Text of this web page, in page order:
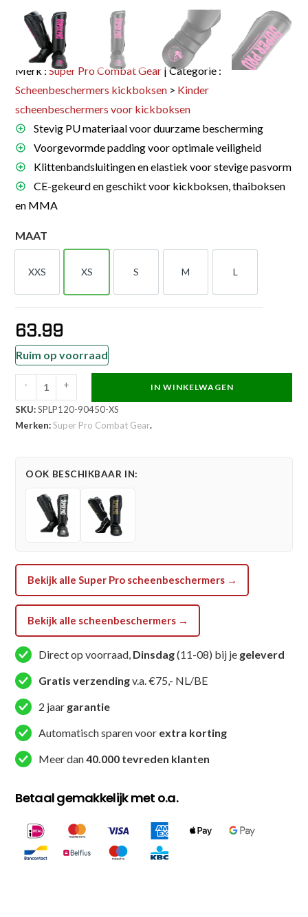
Merk : Super Pro Combat Gear | Categorie :
Scheenbeschermers kickboksen > Kinder
scheenbeschermers voor kickboksen
Stevig PU materiaal voor duurzame bescherming
Voorgevormde padding voor optimale veiligheid
Klittenbandsluitingen en elastiek voor stevige pasvorm
CE-gekeurd en geschikt voor kickboksen, thaiboksen
en MMA
MAAT
XXS XS S M L
63.99
Ruim op voorraad
Pro
Combat
Protector
Zwart
aantal
- + IN WINKELWAGEN
SKU:SPLP120-90450-XS
Merken:Super Pro Combat Gear.
OOK BESCHIKBAAR IN:
Bekijk alle Super Pro scheenbeschermers →
Bekijk alle scheenbeschermers →
Direct op voorraad, Dinsdag(11-08) bij je geleverd
Gratis verzendingv.a. €75,- NL/BE
2 jaar garantie
Automatisch sparen voor extra korting
Meer dan40.000 tevreden klanten
Betaal gemakkelijk met o.a.